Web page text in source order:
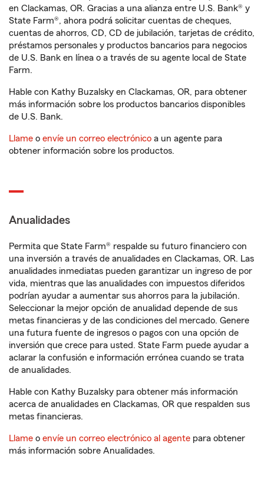
en Clackamas, OR. Gracias a una alianza entre U.S. Bank® y
State Farm®, ahora podrá solicitar cuentas de cheques,
cuentas de ahorros, CD, CD de jubilación, tarjetas de crédito,
préstamos personales y productos bancarios para negocios
de U.S. Bank en línea o a través de su agente local de State
Farm.
Hable con Kathy Buzalsky en Clackamas, OR, para obtener
más información sobre los productos bancarios disponibles
de U.S. Bank.
Llame o envíe un correo electrónico a un agente para
obtener información sobre los productos.
Anualidades
Permita que State Farm® respalde su futuro financiero con
una inversión a través de anualidades en Clackamas, OR. Las
anualidades inmediatas pueden garantizar un ingreso de por
vida, mientras que las anualidades con impuestos diferidos
podrían ayudar a aumentar sus ahorros para la jubilación.
Seleccionar la mejor opción de anualidad depende de sus
metas financieras y de las condiciones del mercado. Genere
una futura fuente de ingresos o pagos con una opción de
inversión que crece para usted. State Farm puede ayudar a
aclarar la confusión e información errónea cuando se trata
de anualidades.
Hable con Kathy Buzalsky para obtener más información
acerca de anualidades en Clackamas, OR que respalden sus
metas financieras.
Llame o envíe un correo electrónico al agente para obtener
más información sobre Anualidades.